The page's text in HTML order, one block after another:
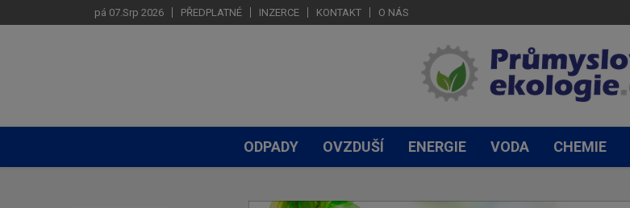
pá 07.Srp 2026 PŘEDPLATNÉ INZERCE KONTAKT O NÁS
ODPADY OVZDUŠÍ ENERGIE VODA CHEMIE